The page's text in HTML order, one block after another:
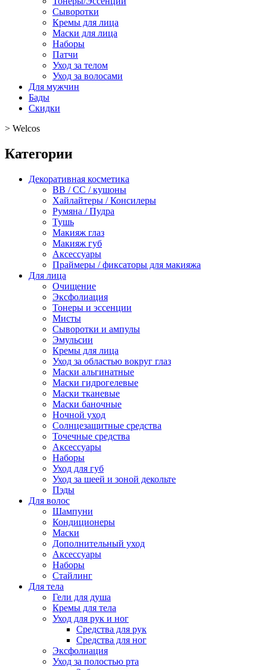
Сыворотки
Кремы для лица
Маски для лица
Наборы
Патчи
Уход за телом
Уход за волосами
Для мужчин
Бады
Скидки
> Welcos
Категории
Декоративная косметика
BB / CC / кушоны
Хайлайтеры / Консилеры
Румяна / Пудра
Тушь
Макияж глаз
Макияж губ
Аксессуары
Праймеры / фиксаторы для макияжа
Для лица
Очищение
Эксфолиация
Тонеры и эссенции
Мисты
Сыворотки и ампулы
Эмульсии
Кремы для лица
Уход за областью вокруг глаз
Маски альгинатные
Маски гидрогелевые
Маски тканевые
Маски баночные
Ночной уход
Солнцезащитные средства
Точечные средства
Аксессуары
Наборы
Уход для губ
Уход за шеей и зоной декольте
Пэды
Для волос
Шампуни
Кондиционеры
Маски
Дополнительный уход
Аксессуары
Наборы
Стайлинг
Для тела
Гели для душа
Кремы для тела
Уход для рук и ног
Средства для рук
Средства для ног
Эксфолиация
Уход за полостью рта